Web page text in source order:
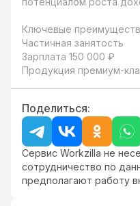
Ключевые
Частичная занятость
Зарплата 150 000 ₽
Продукция премиум-
Поделиться:
Сервис Workzilla не
сотрудничество по
предполагают работу